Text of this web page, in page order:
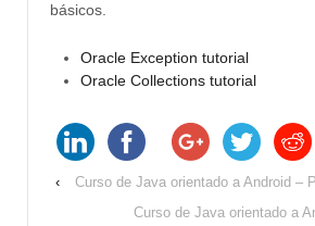
básicos.
Oracle Exception tutorial
Oracle Collections tutorial
‹
Curso de Java orientado a Android –
Curso de Java orientado a